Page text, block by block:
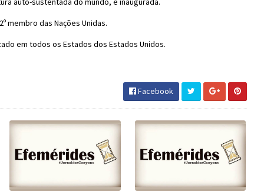
membro das Nações Unidas.
em todos os Estados dos Estados Unidos.
Facebook